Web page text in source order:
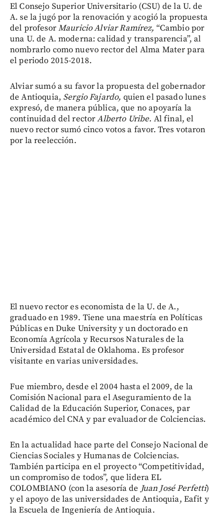
El Consejo Superior Universitario (CSU) de la U. de
A. se la jugó por la renovación y acogió la propuesta
del profesorMauricio Alviar Ramírez, “Cambio por
una U. de A. moderna: calidad y transparencia”, al
nombrarlo como nuevo rector del Alma Mater para
el periodo 2015-2018.
Alviar sumó a su favor la propuesta del gobernador
de Antioquia, Sergio Fajardo, quien el pasado lunes
expresó, de manera pública, que no apoyaría la
continuidad del rectorAlberto Uribe. Al final, el
nuevo rector sumó cinco votos a favor. Tres votaron
por la reelección.
El nuevo rector es economista de la U. de A.,
graduado en 1989. Tiene una maestría en Políticas
Públicas en Duke University y un doctorado en
Economía Agrícola y Recursos Naturales de la
Universidad Estatal de Oklahoma. Es profesor
visitante en varias universidades.
Fue miembro, desde el 2004 hasta el 2009, de la
Comisión Nacional para el Aseguramiento de la
Calidad de la Educación Superior, Conaces, par
académico del CNA y par evaluador de Colciencias.
En la actualidad hace parte del Consejo Nacional de
Ciencias Sociales y Humanas de Colciencias.
También participa en el proyecto “Competitividad,
un compromiso de todos”, que lidera EL
COLOMBIANO (con la asesoría de Juan José Perfetti)
y el apoyo de las universidades de Antioquia, Eafit y
la Escuela de Ingeniería de Antioquia.